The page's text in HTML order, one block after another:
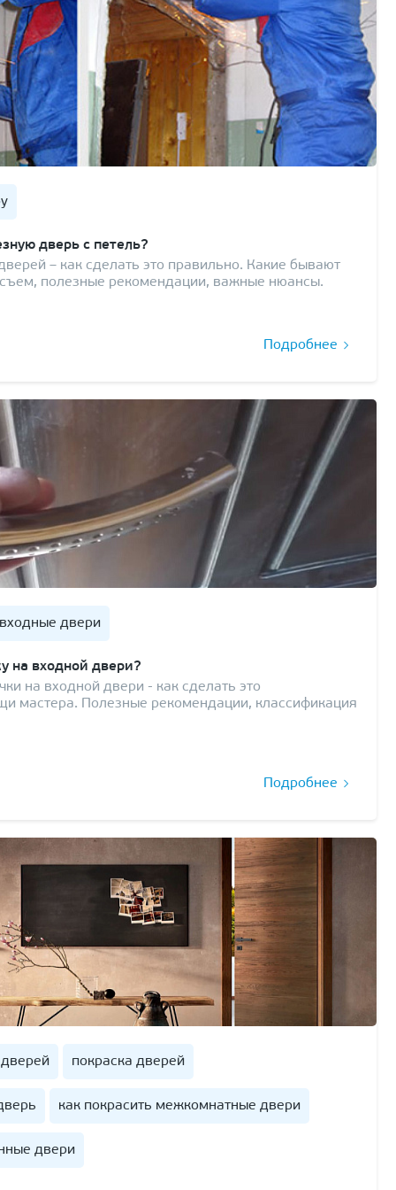
дверь с петель?
– как сделать это правильно. Какие бывают
съем, полезные рекомендации, важные нюансы.
Подробнее
входные двери
на входной двери?
на входной двери - как сделать это
мастера. Полезные рекомендации, классификация
Подробнее
покраска дверей
как покрасить межкомнатные двери
двери